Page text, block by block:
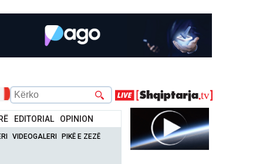
EDITORIAL OPINION
VIDEOGALERI PIKË E ZEZË